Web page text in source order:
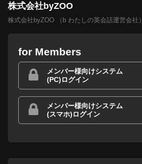
株式会社byZOO
株式会社byZOO （b わたしの英会話運営会社）
for Members
メンバー様向けシステム
(PC)ログイン
メンバー様向けシステム
(スマホ)ログイン